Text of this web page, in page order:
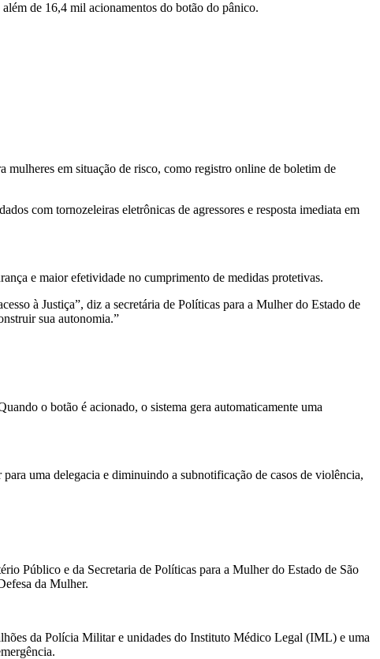
de 16,4 mil acionamentos do botão do pânico.
em situação de risco, como registro online de boletim de
com tornozeleiras eletrônicas de agressores e resposta imediata em
e maior efetividade no cumprimento de medidas protetivas.
à Justiça”, diz a secretária de Políticas para a Mulher do Estado de
sua autonomia.”
o botão é acionado, o sistema gera automaticamente uma
uma delegacia e diminuindo a subnotificação de casos de violência,
Público e da Secretaria de Políticas para a Mulher do Estado de São
da Mulher.
da Polícia Militar e unidades do Instituto Médico Legal (IML) e uma